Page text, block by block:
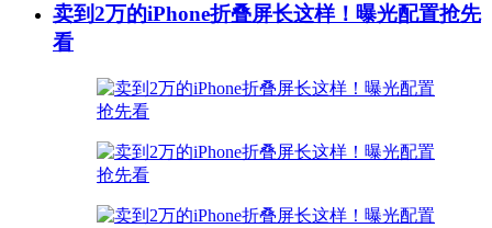
卖到2万的iPhone折叠屏长这样！曝光配置抢先
看